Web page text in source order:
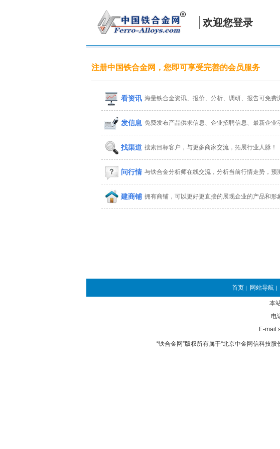
欢迎您登录
注册中国铁合金网，您即可享受完善的会员服务
看资讯 海量铁合金资讯、报价、分析、调研、报告可免费
发信息 免费发布产品供求信息、企业招聘信息、最新企业
找渠道 搜索目标客户，与更多商家交流，拓展行业人脉！
问行情 与铁合金分析师在线交流，分析当前行情走势，预
建商铺 拥有商铺，可以更好更直接的展现企业的产品和形
首页 | 网站导航 |
本
电
E-
“铁合金网”版权所有属于“北京中金网信科技